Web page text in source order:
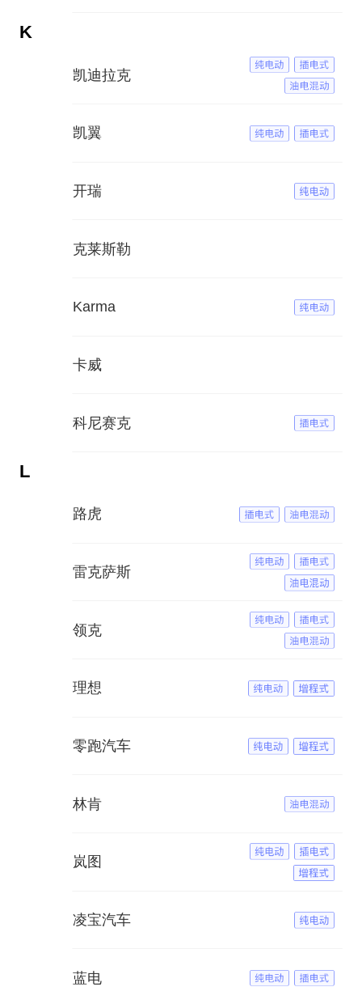
K
凯迪拉克
凯翼
开瑞
克莱斯勒
Karma
卡威
科尼赛克
L
路虎
雷克萨斯
领克
理想
零跑汽车
林肯
岚图
凌宝汽车
蓝电